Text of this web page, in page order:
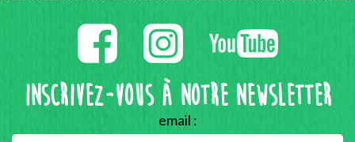
Inscrivez-vous à notre Newsletter
email :